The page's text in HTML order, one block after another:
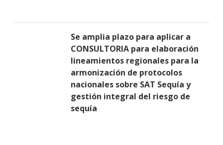
Se amplia plazo para aplicar a
CONSULTORIA para elaboración
lineamientos regionales para la
armonización de protocolos
nacionales sobre SAT Sequía y
gestión integral del riesgo de
sequía